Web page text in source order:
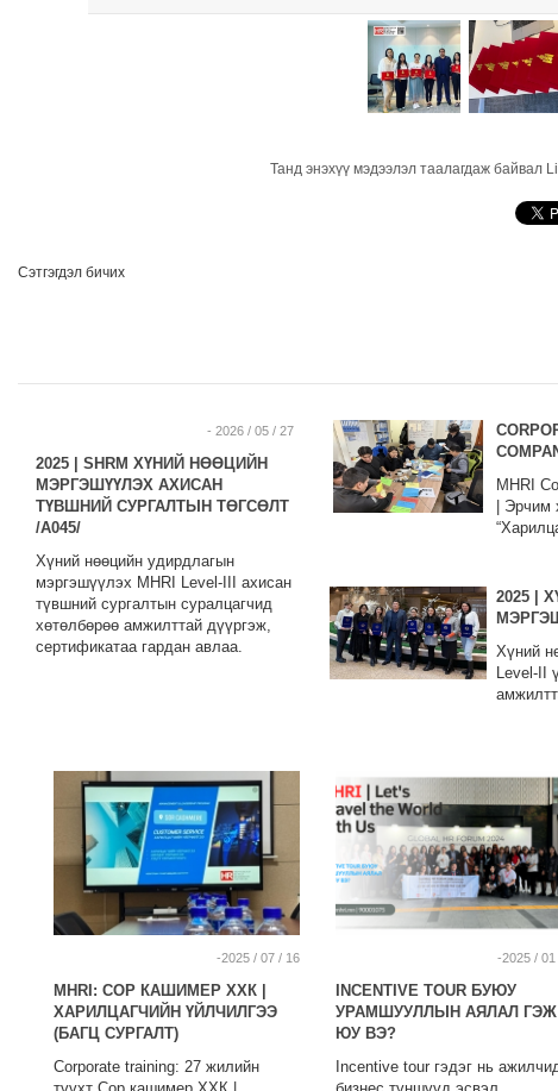
Танд энэхүү мэдээлэл таалагдаж байвал
Сэтгэгдэл бичих
- 2026 / 05 / 27
2025 | SHRM ХҮНИЙ НӨӨЦИЙН
МЭРГЭШҮҮЛЭХ АХИСАН
ТҮВШНИЙ СУРГАЛТЫН ТӨГСӨЛТ
/A045/
Хүний нөөцийн удирдлагын
мэргэшүүлэх MHRI Level-III ахисан
түвшний сургалтын суралцагчид
хөтөлбөрөө амжилттай дүүргэж,
сертификатаа гардан авлаа.
MHRI
|
2025 |
Хүний
Level-II
-2025 / 07 / 16
MHRI: СОР КАШИМЕР ХХК |
ХАРИЛЦАГЧИЙН ҮЙЛЧИЛГЭЭ
(БАГЦ СУРГАЛТ)
Corporate training: 27 жилийн
-2025 / 01
INCENTIVE TOUR БУЮУ
УРАМШУУЛЛЫН АЯЛАЛ ГЭЖ
ЮУ ВЭ?
Incentive tour гэдэг нь